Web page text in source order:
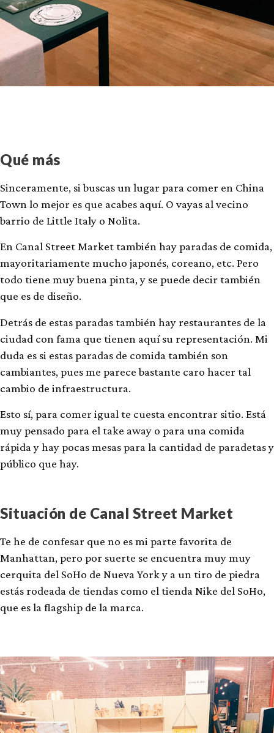
Qué más
Sinceramente, si buscas un lugar para comer en China
Town lo mejor es que acabes aquí. O vayas al vecino
barrio de Little Italy o Nolita.
En Canal Street Market también hay paradas de comida,
mayoritariamente mucho japonés, coreano, etc. Pero
todo tiene muy buena pinta, y se puede decir también
que es de diseño.
Detrás de estas paradas también hay restaurantes de la
ciudad con fama que tienen aquí su representación. Mi
duda es si estas paradas de comida también son
cambiantes, pues me parece bastante caro hacer tal
cambio de infraestructura.
Esto sí, para comer igual te cuesta encontrar sitio. Está
muy pensado para el take away o para una comida
rápida y hay pocas mesas para la cantidad de paradetas y
público que hay.
Situación de Canal Street Market
Te he de confesar que no es mi parte favorita de
Manhattan, pero por suerte se encuentra muy muy
cerquita del SoHo de Nueva York y a un tiro de piedra
estás rodeada de tiendas como el tienda Nike del SoHo,
que es la flagship de la marca.